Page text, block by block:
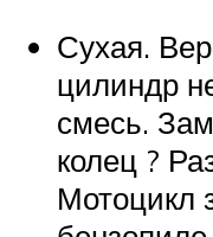
Сухая.
цилиндр
смесь.
колец ?
Мотоцикл